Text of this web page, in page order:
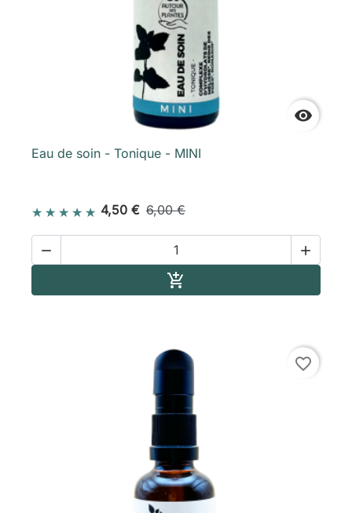

Eau de soin - Tonique - MINI
4,50 € 6,00 €
 

favorite_border